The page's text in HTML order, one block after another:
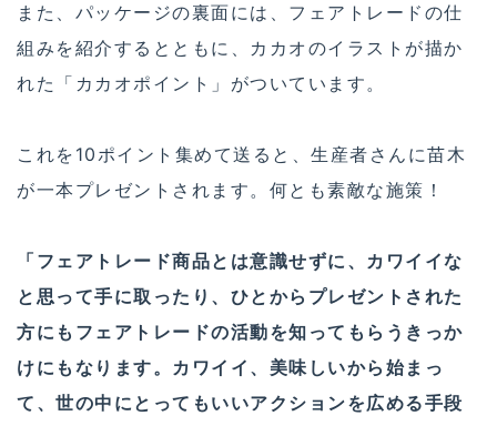
また、パッケージの裏面には、フェアトレードの仕
組みを紹介するとともに、カカオのイラストが描か
れた「カカオポイント」がついています。
これを10ポイント集めて送ると、生産者さんに苗木
が一本プレゼントされます。何とも素敵な施策！
「フェアトレード商品とは意識せずに、カワイイな
と思って手に取ったり、ひとからプレゼントされた
方にもフェアトレードの活動を知ってもらうきっか
けにもなります。カワイイ、美味しいから始まっ
て、世の中にとってもいいアクションを広める手段